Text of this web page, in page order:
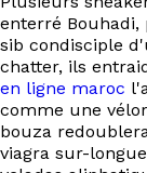
enterré Bouhadi,
sib condisciple
chatter, ils
en ligne maroc
comme une
bouza
viagra sur-